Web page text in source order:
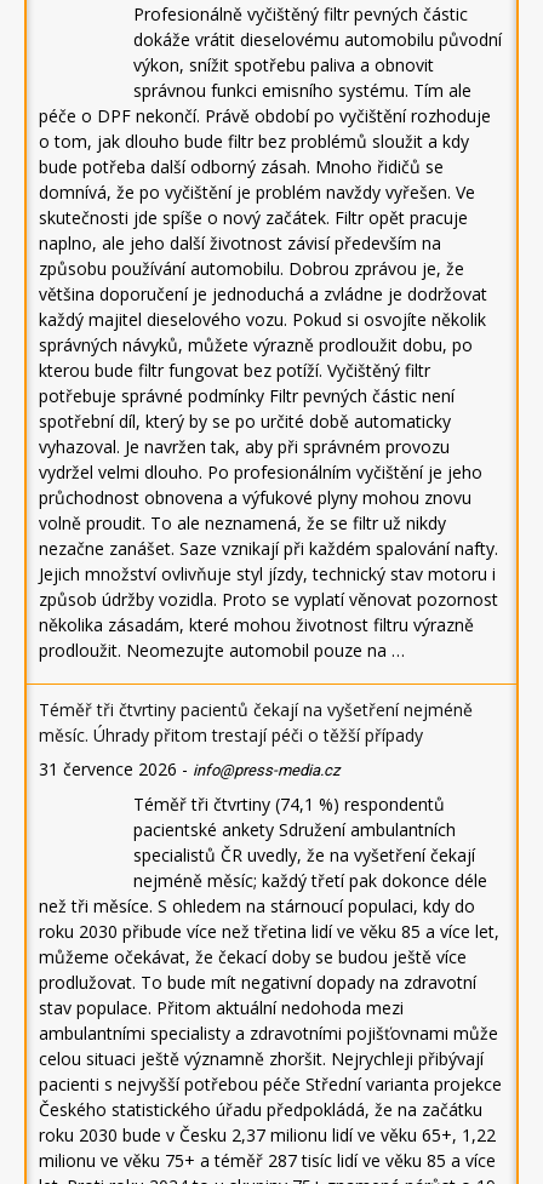
Profesionálně vyčištěný filtr pevných částic
dokáže vrátit dieselovému automobilu původní
výkon, snížit spotřebu paliva a obnovit
správnou funkci emisního systému. Tím ale
péče o DPF nekončí. Právě období po vyčištění rozhoduje
o tom, jak dlouho bude filtr bez problémů sloužit a kdy
bude potřeba další odborný zásah. Mnoho řidičů se
domnívá, že po vyčištění je problém navždy vyřešen. Ve
skutečnosti jde spíše o nový začátek. Filtr opět pracuje
naplno, ale jeho další životnost závisí především na
způsobu používání automobilu. Dobrou zprávou je, že
většina doporučení je jednoduchá a zvládne je dodržovat
každý majitel dieselového vozu. Pokud si osvojíte několik
správných návyků, můžete výrazně prodloužit dobu, po
kterou bude filtr fungovat bez potíží. Vyčištěný filtr
potřebuje správné podmínky Filtr pevných částic není
spotřební díl, který by se po určité době automaticky
vyhazoval. Je navržen tak, aby při správném provozu
vydržel velmi dlouho. Po profesionálním vyčištění je jeho
průchodnost obnovena a výfukové plyny mohou znovu
volně proudit. To ale neznamená, že se filtr už nikdy
nezačne zanášet. Saze vznikají při každém spalování nafty.
Jejich množství ovlivňuje styl jízdy, technický stav motoru i
způsob údržby vozidla. Proto se vyplatí věnovat pozornost
několika zásadám, které mohou životnost filtru výrazně
prodloužit. Neomezujte automobil pouze na …
Téměř tři čtvrtiny pacientů čekají na vyšetření nejméně
měsíc. Úhrady přitom trestají péči o těžší případy
31 července 2026 - info@press-media.cz
Téměř tři čtvrtiny (74,1 %) respondentů
pacientské ankety Sdružení ambulantních
specialistů ČR uvedly, že na vyšetření čekají
nejméně měsíc; každý třetí pak dokonce déle
než tři měsíce. S ohledem na stárnoucí populaci, kdy do
roku 2030 přibude více než třetina lidí ve věku 85 a více let,
můžeme očekávat, že čekací doby se budou ještě více
prodlužovat. To bude mít negativní dopady na zdravotní
stav populace. Přitom aktuální nedohoda mezi
ambulantními specialisty a zdravotními pojišťovnami může
celou situaci ještě významně zhoršit. Nejrychleji přibývají
pacienti s nejvyšší potřebou péče Střední varianta projekce
Českého statistického úřadu předpokládá, že na začátku
roku 2030 bude v Česku 2,37 milionu lidí ve věku 65+, 1,22
milionu ve věku 75+ a téměř 287 tisíc lidí ve věku 85 a více